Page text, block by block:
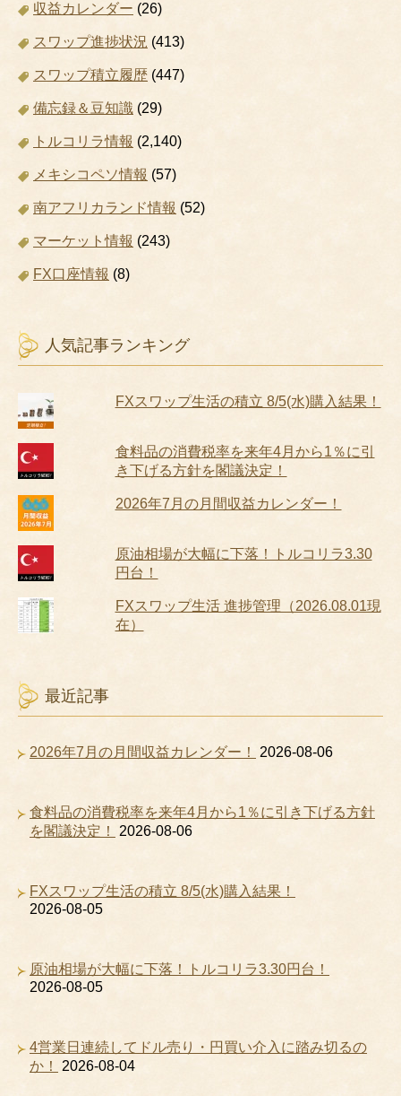
収益カレンダー (26)
スワップ進捗状況 (413)
スワップ積立履歴 (447)
備忘録＆豆知識 (29)
トルコリラ情報 (2,140)
メキシコペソ情報 (57)
南アフリカランド情報 (52)
マーケット情報 (243)
FX口座情報 (8)
人気記事ランキング
FXスワップ生活の積立 8/5(水)購入結果！
食料品の消費税率を来年4月から1％に引
き下げる方針を閣議決定！
2026年7月の月間収益カレンダー！
原油相場が大幅に下落！トルコリラ3.30
円台！
FXスワップ生活 進捗管理（2026.08.01現
在）
最近記事
2026年7月の月間収益カレンダー！ 2026-08-06
食料品の消費税率を来年4月から1％に引き下げる方針
を閣議決定！
2026-08-06
FXスワップ生活の積立 8/5(水)購入結果！
2026-08-05
原油相場が大幅に下落！トルコリラ3.30円台！
2026-08-05
4営業日連続してドル売り・円買い介入に踏み切るの
か！
2026-08-04